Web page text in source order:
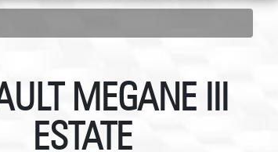
MEGANE III
ESTATE